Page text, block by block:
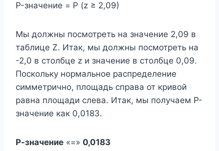
P-значение = P (z ≥ 2,09)
Мы должны посмотреть на значение 2,09 в
таблице Z. Итак, мы должны посмотреть на
-2,0 в столбце z и значение в столбце 0,09.
Поскольку нормальное распределение
симметрично, площадь справа от кривой
равна площади слева. Итак, мы получаем P-
значение как 0,0183.
Р-значение «=» 0,0183